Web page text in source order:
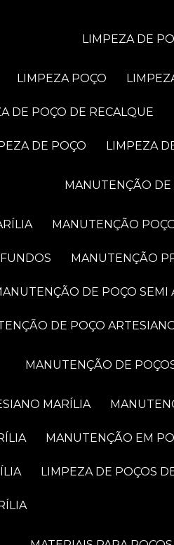
LIMPEZA DE
LIMPEZA POÇO
DE POÇO DE RECALQUE
DE POÇO LIMPEZA
MANUTENÇÃO
MANUTENÇÃO
MANUTENÇÃO
MANUTENÇÃO DE POÇO
DE POÇO
MANUTENÇÃO DE
MARÍLIA
MANUTENÇÃO EM
LIMPEZA DE POÇOS